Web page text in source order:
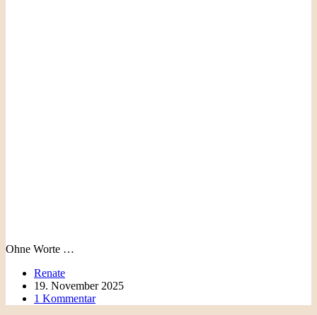
Ohne Worte …
Renate
19. November 2025
1 Kommentar